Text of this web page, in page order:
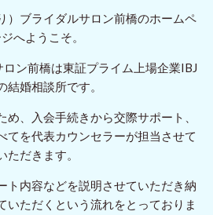
）ブライダルサロン前橋のホームペ
へようこそ。
ン前橋は東証プライム上場企業IBJ
結婚相談所です。
、入会手続きから交際サポート、
てを代表カウンセラーが担当させて
ただきます。
ト内容などを説明させていただき納
いただくという流れをとっておりま